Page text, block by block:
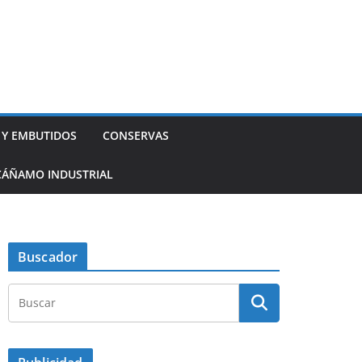
EMBUTIDOS CONSERVAS
INDUSTRIAL
Buscador